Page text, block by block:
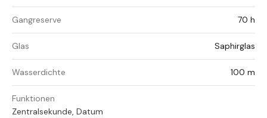
Gangreserve 70 h
Glas Saphirglas
Wasserdichte 100 m
Funktionen
Zentralsekunde, Datum